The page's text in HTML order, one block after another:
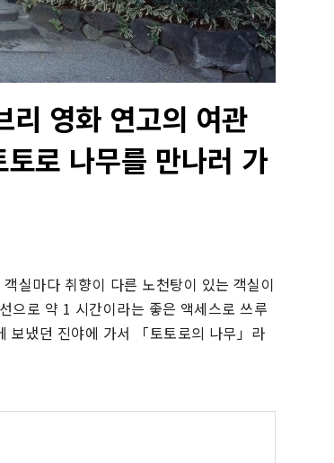
리 영화 연고의 여관
로 나무를 만나러 가
실마다 취향이 다른 노천탕이 있는 객실이
으로 약 1 시간이라는 좋은 액세스로 쓰루
보냈던 진야에 가서 「토토로의 나무」라